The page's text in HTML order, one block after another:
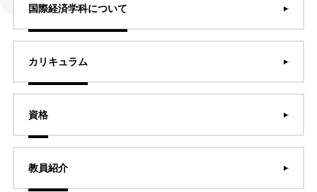
国際経済学科について
カリキュラム
資格
教員紹介